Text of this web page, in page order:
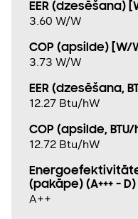
EER (dzesēšana)
3.60 W/W
COP (apsilde) [W/
3.73 W/W
EER (dzesēšana,
12.27 Btu/hW
COP (apsilde,
12.72 Btu/hW
(pakāpe) (A+++ - D)
A++